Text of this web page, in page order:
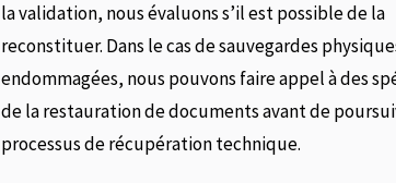
la validation, nous évaluons s’il est possible de la
reconstituer. Dans le cas de sauvegardes
endommagées, nous pouvons faire appel à des
de la restauration de documents avant de
processus de récupération technique.